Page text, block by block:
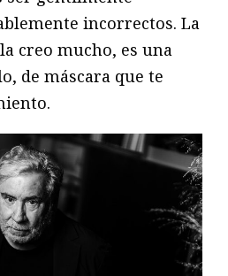
incorrectos. La
creo mucho, es una
de máscara que te